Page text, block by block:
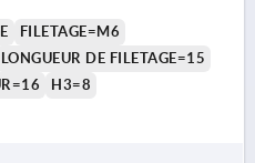
FILETAGE=M6
LONGUEUR DE FILETAGE=15
H3=8